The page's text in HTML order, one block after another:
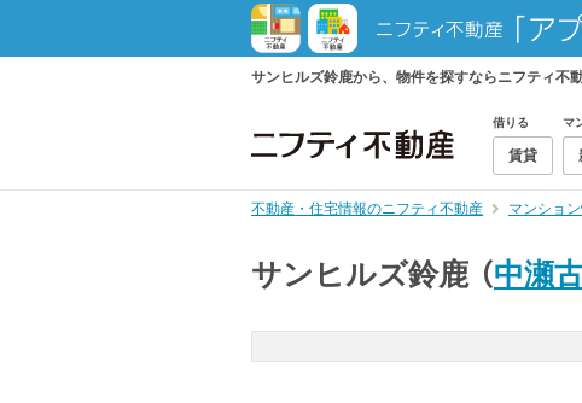
サンヒルズ鈴鹿から、物件を探すならニフティ不
借りる
賃貸
マ
不動産・住宅情報のニフティ不動産 マンショ
サンヒルズ鈴鹿 （中瀬